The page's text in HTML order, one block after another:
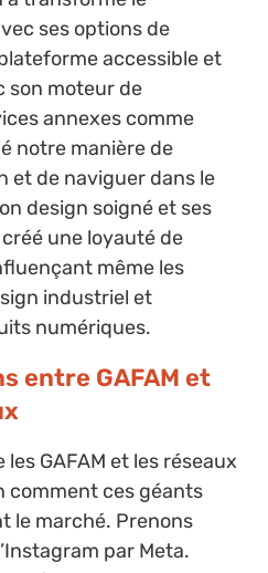
ses options de
accessible et
son moteur de
annexes comme
notre manière de
et de naviguer dans le
design soigné et ses
une loyauté de
même les
industriel et
numériques.
entre GAFAM et
GAFAM et les réseaux
comment ces géants
le marché. Prenons
par Meta.